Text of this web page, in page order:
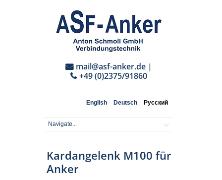
mail@asf-anker.de|
+49 (0)2375/91860
English Deutsch Русский
Kardangelenk M100 für
Anker